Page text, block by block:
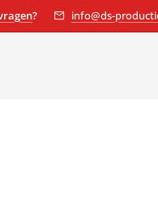
? info@ds-